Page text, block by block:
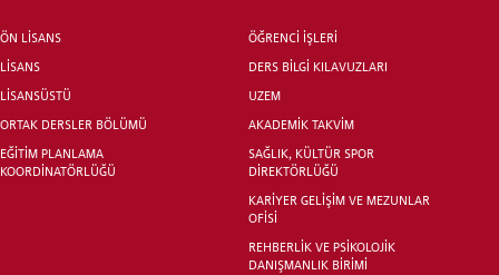
ÖN LİSANS
LİSANS
LİSANSÜSTÜ
ORTAK DERSLER BÖLÜMÜ
EĞİTİM PLANLAMA
KOORDİNATÖRLÜĞÜ
ÖĞRENCİ İŞLERİ
DERS BİLGİ KILAVUZLARI
UZEM
AKADEMİK TAKVİM
SAĞLIK, KÜLTÜR SPOR
DİREKTÖRLÜĞÜ
KARİYER GELİŞİM VE MEZUNLAR
OFİSİ
REHBERLİK VE PSİKOLOJİK
DANIŞMANLIK BİRİMİ